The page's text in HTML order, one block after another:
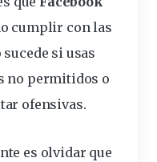
cumplir con las
si usas
no permitidos o
ofensivas.
es olvidar que